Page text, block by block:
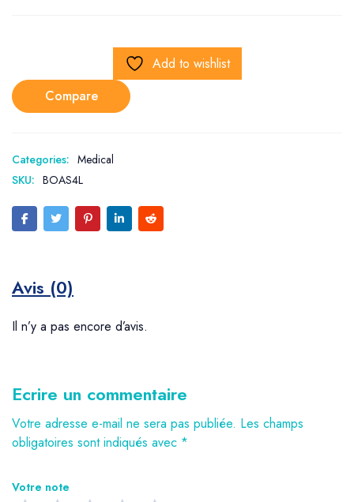
Add to wishlist
Compare
Categories: Medical
SKU: BOAS4L
Avis (0)
Il n’y a pas encore d’avis.
Ecrire un commentaire
Votre adresse e-mail ne sera pas publiée. Les champs
obligatoires sont indiqués avec *
Votre note